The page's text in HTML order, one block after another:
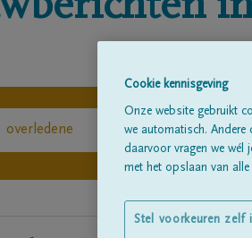
Cookie kennisgeving
Onze website gebruikt
we automatisch. Andere
daarvoor vragen we wél
met het opslaan van
Stel voorkeuren zelf